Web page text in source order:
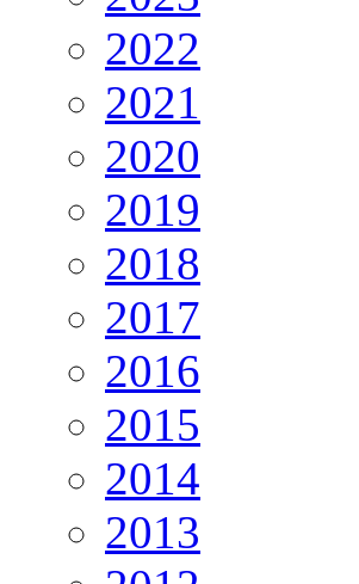
2022
2021
2020
2019
2018
2017
2016
2015
2014
2013